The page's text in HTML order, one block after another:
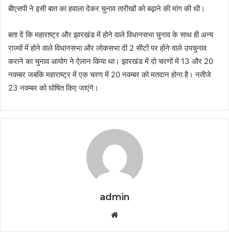
बीएसपी ने इसी बात का हवाला देकर चुनाव तारीखों को बढ़ाने की मांग की थी।
बता दें कि महाराष्ट्र और झारखंड में होने वाले विधानसभा चुनाव के साथ ही अन्य
राज्यों में होने वाले विधानसभा और लोकसभा दी 2 सीटों पर होने वाले उपचुनाव
कराने का चुनाव आयोग ने ऐलान किया था। झारखंड में दो चरणों में 13 और 20
नवम्बर जबकि महाराष्ट्र में एक चरण में 20 नवम्बर को मतदान होना है। नतीजे
23 नवम्बर को घोषित किए जाएंगे।
admin